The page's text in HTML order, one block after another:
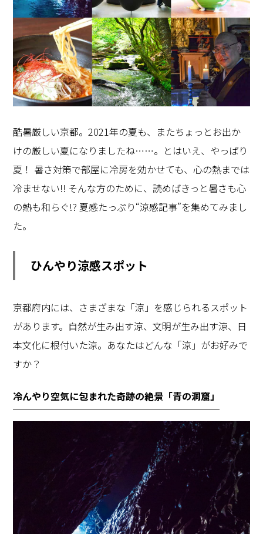
酷暑厳しい京都。2021年の夏も、またちょっとお出か
けの厳しい夏になりましたね……。とはいえ、やっぱり
夏！ 暑さ対策で部屋に冷房を効かせても、心の熱までは
冷ませない!! そんな方のために、読めばきっと暑さも心
の熱も和らぐ!? 夏感たっぷり“涼感記事”を集めてみまし
た。
ひんやり涼感スポット
京都府内には、さまざまな「涼」を感じられるスポット
があります。自然が生み出す涼、文明が生み出す涼、日
本文化に根付いた涼。あなたはどんな「涼」がお好みで
すか？
冷んやり空気に包まれた奇跡の絶景「青の洞窟」